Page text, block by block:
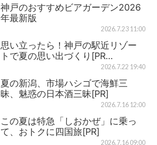
神戸のおすすめビアガーデン2026
年最新版
2026.7.23 11:00
思い立ったら！神戸の駅近リゾー
トで夏の思い出づくり[PR…
2026.7.22 19:40
夏の新潟、市場ハシゴで海鮮三
昧、魅惑の日本酒三昧[PR]
2026.7.16 12:00
この夏は特急「しおかぜ」に乗っ
て、おトクに四国旅[PR]
2026.7.16 09:00